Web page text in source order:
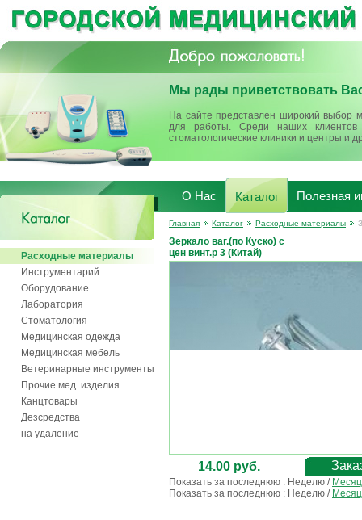
Мы рады приветствовать
На сайте представлен широкий выбор
для работы. Среди наших клиентов
стоматологические клиники и центры и
О Нас Каталог Полезная
Расходные материалы
Инструментарий
Оборудование
Лаборатория
Стоматология
Медицинская одежда
Медицинская мебель
Ветеринарные инструменты
Прочие мед. изделия
Канцтовары
Дезсредства
на удаление
Главная Каталог Расходные материалы
Зеркало ваг.(по Куско) с
цен винт.р 3 (Китай)
14.00 руб.
Показать за последнюю : Неделю / Месяц
Показать за последнюю : Неделю / Месяц